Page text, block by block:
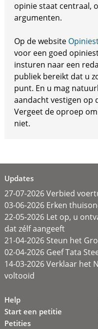
opinie staat centraal,
argumenten.
Op de website
voor een goed
insturen naar een
publiek bereikt dat u
punt. En u mag
aandacht vestigen op
Vergeet de oproep
niet.
Updates
27-07-2026 Verbied
03-06-2026 Erken
22-05-2026 Let op, u
dat zélf aangeeft
21-04-2026 Steun het
02-04-2026 Geef Tata
14-03-2026 Verklaar het
voltooid
Help
Start een petitie
Petities